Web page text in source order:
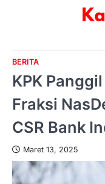
BERITA
KPK
Fraksi
CSR Bank
Maret 13, 2025